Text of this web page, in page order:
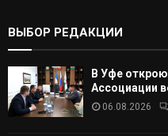
ВЫБОР РЕДАКЦИИ
В Уфе
Ассоциации
06.08.2026